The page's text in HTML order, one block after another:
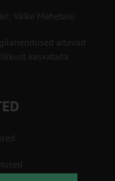
Väike Mahetalu
aitavad
kasvatada